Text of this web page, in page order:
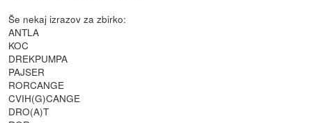
Še nekaj izrazov za zbirko:
ANTLA
KOC
DREKPUMPA
PAJSER
RORCANGE
CVIH(G)CANGE
DRO(A)T